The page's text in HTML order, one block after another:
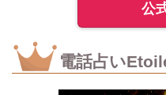
公
電話占い